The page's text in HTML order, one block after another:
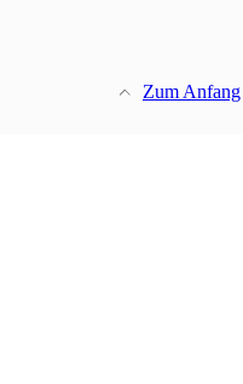
Zum Anfang